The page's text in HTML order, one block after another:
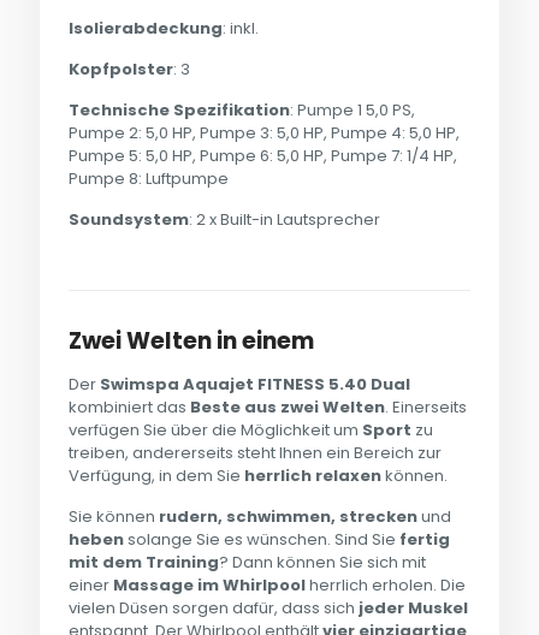
Isolierabdeckung: inkl.
Kopfpolster: 3
Technische Spezifikation: Pumpe 1 5,0 PS,
Pumpe 2: 5,0 HP, Pumpe 3: 5,0 HP, Pumpe 4: 5,0 HP,
Pumpe 5: 5,0 HP, Pumpe 6: 5,0 HP, Pumpe 7: 1/4 HP,
Pumpe 8: Luftpumpe
Soundsystem: 2 x Built-in Lautsprecher
Zwei Welten in einem
Der Swimspa Aquajet FITNESS 5.40 Dual
kombiniert das Beste aus zwei Welten. Einerseits
verfügen Sie über die Möglichkeit um Sport zu
treiben, andererseits steht Ihnen ein Bereich zur
Verfügung, in dem Sie herrlich relaxenkönnen.
Sie können rudern, schwimmen, streckenund
hebensolange Sie es wünschen. Sind Sie fertig
mit dem Training? Dann können Sie sich mit
einer Massage im Whirlpoolherrlich erholen. Die
vielen Düsen sorgen dafür, dass sich jeder Muskel
entspannt. Der Whirlpool enthältvier einzigartige